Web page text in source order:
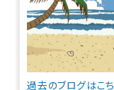
過去のブログはこ